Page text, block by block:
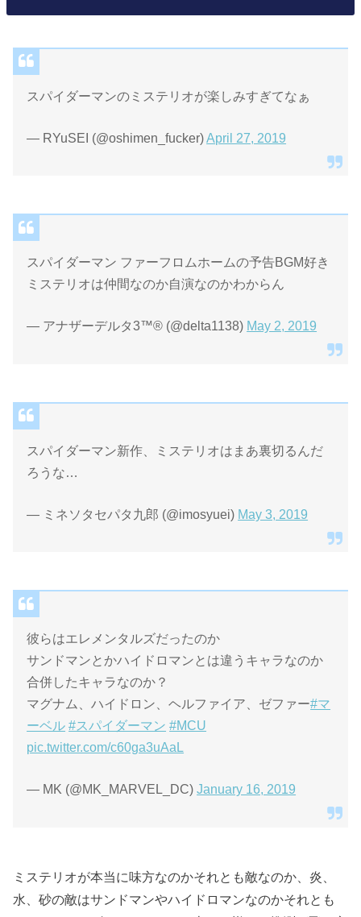
スパイダーマンのミステリオが楽しみすぎてなぁ
— RYuSEI (@oshimen_fucker)April 27, 2019
スパイダーマン ファーフロムホームの予告BGM好き
ミステリオは仲間なのか自演なのかわからん
— アナザーデルタ3™® (@delta1138) May 2, 2019
スパイダーマン新作、ミステリオはまあ裏切るんだ
ろうな…
— ミネソタセパタ九郎 (@imosyuei) May 3, 2019
彼らはエレメンタルズだったのか
サンドマンとかハイドロマンとは違うキャラなのか
合併したキャラなのか？
マグナム、ハイドロン、ヘルファイア、ゼファー#マ
ーベル #スパイダーマン #MCU
pic.twitter.com/c60ga3uAaL
— MK (@MK_MARVEL_DC)January 16, 2019
ミステリオが本当に味方なのかそれとも敵なのか、炎、
水、砂の敵はサンドマンやハイドロマンなのかそれとも